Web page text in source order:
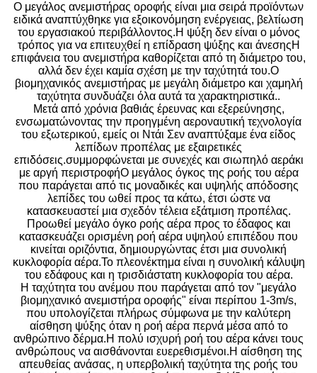
Ο μεγάλος ανεμιστήρας οροφής είναι μια σειρά προϊόντων
ειδικά αναπτύχθηκε για εξοικονόμηση ενέργειας, βελτίωση
του εργασιακού περιβάλλοντος.Η ψύξη δεν είναι ο μόνος
τρόπος για να επιτευχθεί η επίδραση ψύξης και άνεσηςΗ
επιφάνεια του ανεμιστήρα καθορίζεται από τη διάμετρο του,
αλλά δεν έχει καμία σχέση με την ταχύτητά του.Ο
βιομηχανικός ανεμιστήρας με μεγάλη διάμετρο και χαμηλή
ταχύτητα συνδυάζει όλα αυτά τα χαρακτηριστικά..
Μετά από χρόνια βαθιάς έρευνας και εξερεύνησης,
ενσωματώνοντας την προηγμένη αεροναυτική τεχνολογία
του εξωτερικού, εμείς οι Ντάι Σεν αναπτύξαμε ένα είδος
λεπίδων προπέλας με εξαιρετικές
επιδόσεις.συμμορφώνεται με συνεχές και σιωπηλό αεράκι
με αργή περιστροφήΟ μεγάλος όγκος της ροής του αέρα
που παράγεται από τις μοναδικές και υψηλής απόδοσης
λεπίδες του ωθεί προς τα κάτω, έτσι ώστε να
κατασκευαστεί μια σχεδόν τέλεια εξάτμιση προπέλας.
Προωθεί μεγάλο όγκο ροής αέρα προς το έδαφος και
κατασκευάζει ορισμένη ροή αέρα υψηλού επιπέδου που
κινείται οριζόντια, δημιουργώντας έτσι μια συνολική
κυκλοφορία αέρα.Το πλεονέκτημα είναι η συνολική κάλυψη
του εδάφους και η τρισδιάστατη κυκλοφορία του αέρα.
Η ταχύτητα του ανέμου που παράγεται από τον "μεγάλο
βιομηχανικό ανεμιστήρα οροφής" είναι περίπου 1-3m/s,
που υπολογίζεται πλήρως σύμφωνα με την καλύτερη
αίσθηση ψύξης όταν η ροή αέρα περνά μέσα από το
ανθρώπινο δέρμα.Η πολύ ισχυρή ροή του αέρα κάνει τους
ανθρώπους να αισθάνονται ευερεθισμένοι.Η αίσθηση της
απευθείας ανάσας, η υπερβολική ταχύτητα της ροής του